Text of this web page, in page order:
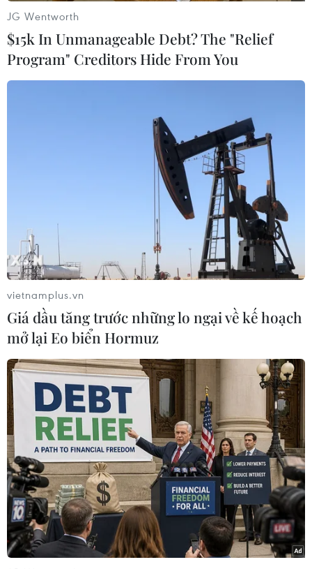
dụng cụ mở chai vang. Đừng để điều đó cản trở
niềm vui, hãy làm theo những cách trong video
này nhé.
Play
Video
Một bữa tiệc vui vẻ với những chai rượu vang
sóng sánh đã sẵn sàng nhưng bạn không thể
tìm thấy dụng cụ mở chai vang. Đừng để điều
đó cản trở niềm vui, hãy làm theo những cách
trong video này./.
(Vietnam+)
JG Wentworth
$15k In Unmanageable Debt? The "Relief
Program" Creditors Hide From You
vietnamplus.vn
Giá dầu tăng trước những lo ngại về kế hoạch
mở lại Eo biển Hormuz